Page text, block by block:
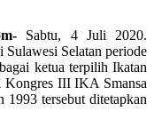
Sabtu, 4 Juli 2020.
Selatan periode
ketua terpilih Ikatan
III IKA Smansa
1993 tersebut ditetapkan